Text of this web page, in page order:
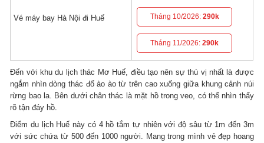
Vé máy bay Hà Nội đi Huế Tháng 10/2026: 290k
Tháng 11/2026:290k
Đến với khu du lịch thác Mơ Huế, điều tạo nên sự thú vị nhất là được
ngắm nhìn dòng thác đổ ào ào từ trên cao xuống giữa khung cảnh núi
rừng bao la. Bên dưới chân thác là mặt hồ trong veo, có thể nhìn thấy
rõ tận đáy hồ.
Điểm du lịch Huế này có 4 hồ tắm tự nhiên với độ sâu từ 1m đến 3m
với sức chứa từ 500 đến 1000 người. Mang trong mình vẻ đẹp hoang